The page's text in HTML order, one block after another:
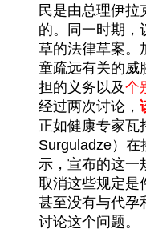
民是由总理伊拉
的。
同一时期，
草的法律草案。
童疏远有关的威
担的义务以及个
经过两次讨论，
正如健康专家瓦
Surguladze）在
示，宣布的这一
取消这些规定是
甚至没有与代孕
讨论这个问题。